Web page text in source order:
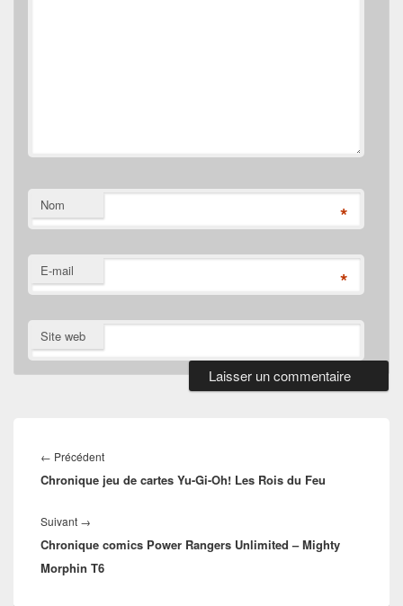
Nom *
E-mail *
Site web
de
l’article
← PrécédentArticle
précédent :
Chronique jeu de cartes Yu-Gi-Oh! Les Rois du Feu
Suivant →
suivant :
Chronique comics Power Rangers Unlimited – Mighty
Morphin T6